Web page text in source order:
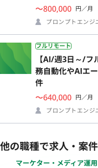
〜800,000 円／月
プロンプトエンジ
フルリモート
【AI/週3日～/
務自動化やAIエ
件
〜640,000 円／月
プロンプトエンジ
他の職種で求人・案
マーケター・メディア運用